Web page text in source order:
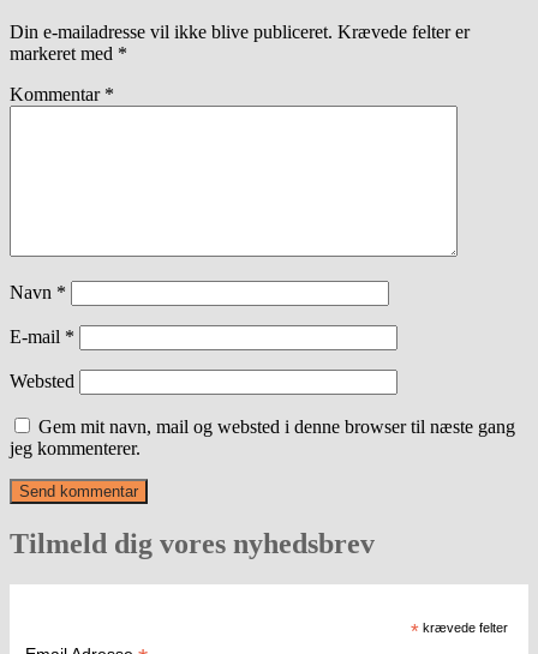
Din e-mailadresse vil ikke blive publiceret. Krævede felter er
markeret med *
Kommentar *
Navn *
E-mail *
Websted
Gem mit navn, mail og websted i denne browser til næste gang
jeg kommenterer.
Tilmeld dig vores nyhedsbrev
* krævede felter